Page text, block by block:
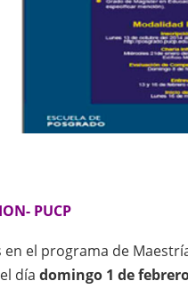
PUCP
el programa de
día domingo 1 de